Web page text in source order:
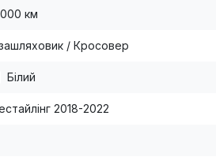
км
/ Кросовер
Білий
2018-2022